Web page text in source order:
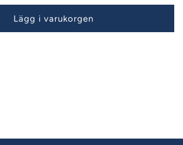
för
Knäled
med
Lägg i varukorgen